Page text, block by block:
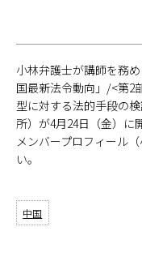
小林弁護士が講師を務
国最新法令動向」/<第2
型に対する法的手段の
所）が4月24日（金）に
メンバープロフィール
い。
中国